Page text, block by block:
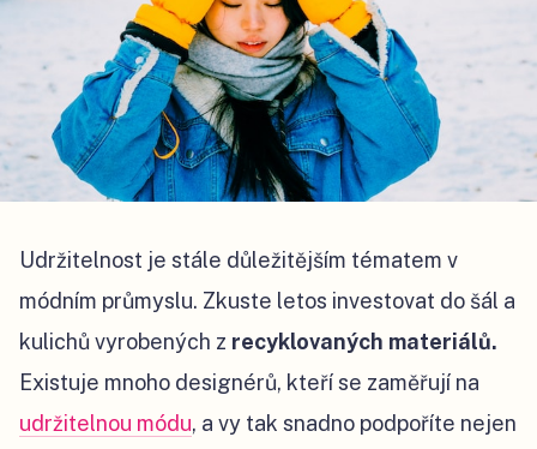
Udržitelnost je stále důležitějším tématem v
módním průmyslu. Zkuste letos investovat do šál a
kulichů vyrobených z recyklovaných materiálů.
Existuje mnoho designérů, kteří se zaměřují na
udržitelnou módu, a vy tak snadno podpoříte nejen